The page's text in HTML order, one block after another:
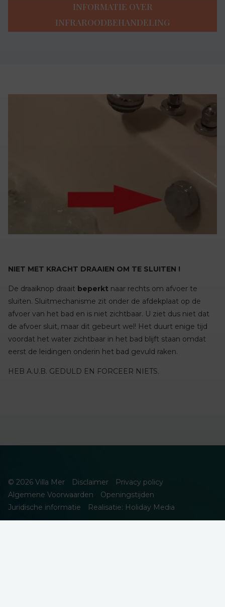
INFORMATIE OVER
INFRAROODBEHANDELING
NIET MET KRACHT DRAAIEN OM TE SLUITEN !
De draaiknop draait beperkt naar rechts om afvoer te
sluiten. Sluitmechanisme zit onder de afdekplaat op de
afvoer van het bad en is niet zichtbaar. U ziet dus niet dat
de afvoer sluit, maar dit gebeurt wel! Het duurt enige tijd
voordat het water zichtbaar in het bad blijft staan omdat
eerst de leidingen onderin het bad gevuld raken.
HEB A.U.B. GEDULD EN FORCEER NIETS.
© 2026 Villa Mer Disclaimer
Privacy policy
Algemene Voorwaarden
Openingstijden
Juridische informatie
Realisatie: Holiday Media